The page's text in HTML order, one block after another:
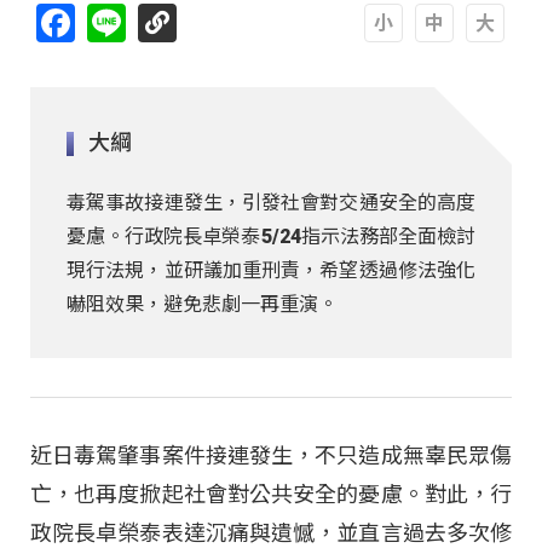
Facebook
Line
大綱
毒駕事故接連發生，引發社會對交通安全的高度
憂慮。行政院長卓榮泰5/24指示法務部全面檢討
現行法規，並研議加重刑責，希望透過修法強化
嚇阻效果，避免悲劇一再重演。
近日毒駕肇事案件接連發生，不只造成無辜民眾傷
亡，也再度掀起社會對公共安全的憂慮。對此，行
政院長卓榮泰表達沉痛與遺憾，並直言過去多次修